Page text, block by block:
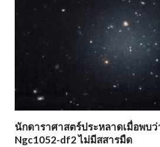
นักดาราศาสตร์ประหลาดเมื่อพบว่
Ngc1052-df2 ไม่มีสสารมืด